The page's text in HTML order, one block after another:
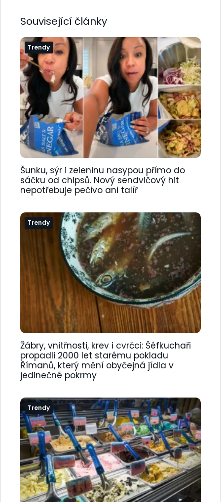
Související články
Trendy
Šunku, sýr i zeleninu nasypou přímo do
sáčku od chipsů. Nový sendvičový hit
nepotřebuje pečivo ani talíř
Trendy
Žábry, vnitřnosti, krev i cvrčci: Šéfkuchaři
propadli 2000 let starému pokladu
Římanů, který mění obyčejná jídla v
jedinečné pokrmy
Trendy